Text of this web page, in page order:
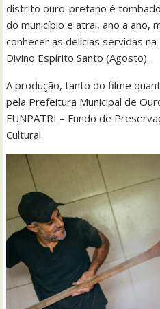
distrito ouro-pretano é
do município e atrai, ano a ano,
conhecer as delícias servidas
Divino Espírito Santo (Agosto).
A produção, tanto do filme
pela Prefeitura Municipal de
FUNPATRI – Fundo de
Cultural.